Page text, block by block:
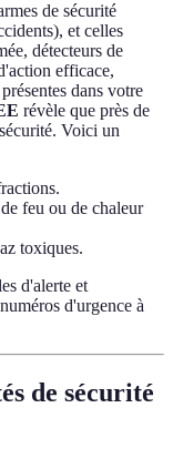
de sécurité
et celles
détecteurs de
efficace,
dans votre
révèle que près de
Voici un
feu ou de chaleur
toxiques.
d'alerte et
d'urgence à
de sécurité